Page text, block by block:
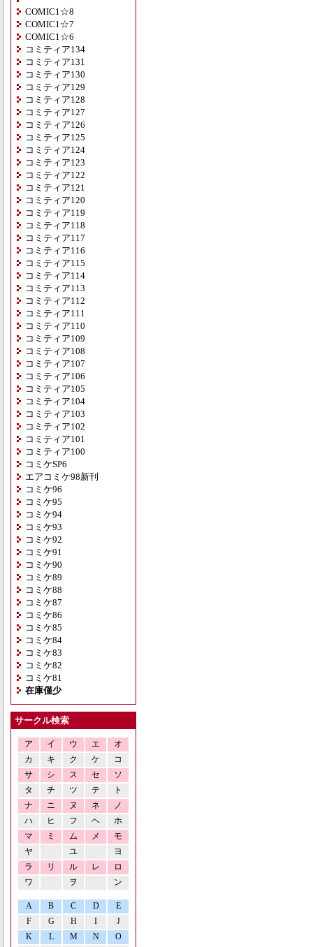
COMIC1☆8
COMIC1☆7
COMIC1☆6
コミティア134
コミティア131
コミティア130
コミティア129
コミティア128
コミティア127
コミティア126
コミティア125
コミティア124
コミティア123
コミティア122
コミティア121
コミティア120
コミティア119
コミティア118
コミティア117
コミティア116
コミティア115
コミティア114
コミティア113
コミティア112
コミティア111
コミティア110
コミティア109
コミティア108
コミティア107
コミティア106
コミティア105
コミティア104
コミティア103
コミティア102
コミティア101
コミティア100
コミケSP6
エアコミケ98新刊
コミケ96
コミケ95
コミケ94
コミケ93
コミケ92
コミケ91
コミケ90
コミケ89
コミケ88
コミケ87
コミケ86
コミケ85
コミケ84
コミケ83
コミケ82
コミケ81
在庫僅少
サークル検索
ア イ ウ エ
オ
カ
キ ク ケ
コ
サ
シ ス セ
ソ
タ
チ ツ テ
ト
ナ
ニ ヌ ネ
ノ
ハ
ヒ フ ヘ
ホ
マ
ミ ム メ
モ
ヤ
ユ
ヨ
ラ
リ ル レ
ロ
ワ
ヲ ン
A B C D
E
F
G H I
J
K
L M N O